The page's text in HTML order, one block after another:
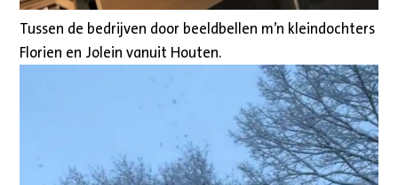
Tussen de bedrijven door beeldbellen m’n kleindochters
Florien en Jolein vanuit Houten.